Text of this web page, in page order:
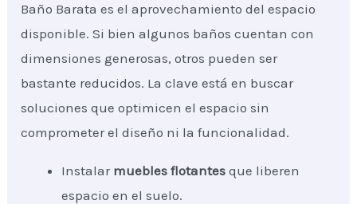
Baño Barata es el aprovechamiento del espacio
disponible. Si bien algunos baños cuentan con
dimensiones generosas, otros pueden ser
bastante reducidos. La clave está en buscar
soluciones que optimicen el espacio sin
comprometer el diseño ni la funcionalidad.
Instalar muebles flotantes que liberen
espacio en el suelo.